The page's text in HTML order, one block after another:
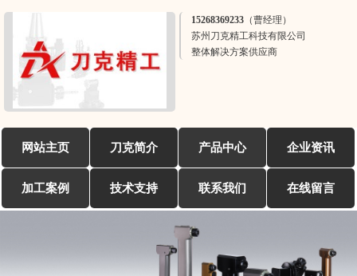
15268369233（曹经理）
苏州刀克精工科技有限公司
整体解决方案供应商
网站主页 刀克简介 产品中心 企业资讯
加工案例 技术支持 联系我们 在线留言